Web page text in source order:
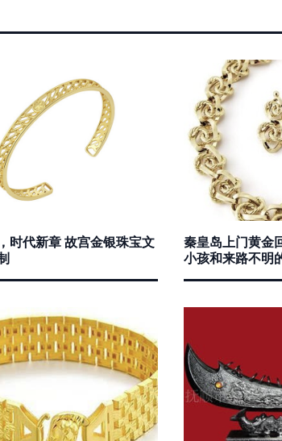
时代新章 故宫金银珠宝文
秦皇岛上门黄金
小孩和来路不明